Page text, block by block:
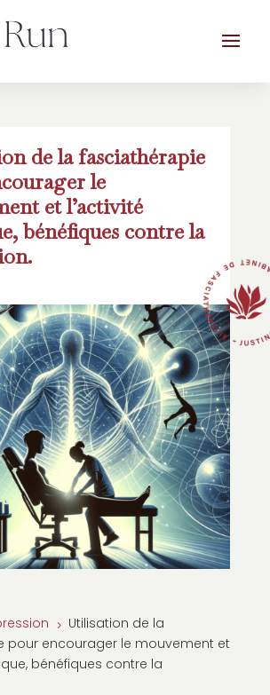
de la fasciathérapie
le
et l’activité
bénéfiques contre la
5
Utilisation de la
pour encourager le mouvement et
bénéfiques contre la